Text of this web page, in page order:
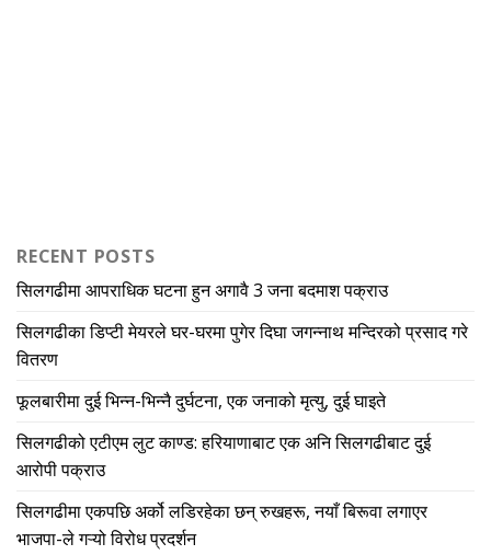
RECENT POSTS
सिलगढीमा आपराधिक घटना हुन अगावै 3 जना बदमाश पक्राउ
सिलगढीका डिप्टी मेयरले घर-घरमा पुगेर दिघा जगन्नाथ मन्दिरको प्रसाद गरे
वितरण
फूलबारीमा दुई भिन्न-भिन्नै दुर्घटना, एक जनाको मृत्यु, दुई घाइते
सिलगढीको एटीएम लुट काण्ड: हरियाणाबाट एक अनि सिलगढीबाट दुई
आरोपी पक्राउ
सिलगढीमा एकपछि अर्को लडिरहेका छन् रुखहरू, नयाँ बिरूवा लगाएर
भाजपा-ले गऱ्यो विरोध प्रदर्शन